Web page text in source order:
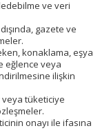
ve veri
gazete ve
konaklama, eşya
eğlence veya
ilişkin
tüketiciye
onayı ile ifasına